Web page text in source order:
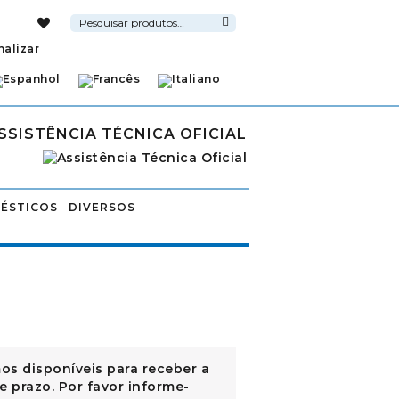
Pesquisar
por:
TÉCNICA OFICIAL
DIVERSOS
disponíveis para receber a
prazo. Por favor informe-